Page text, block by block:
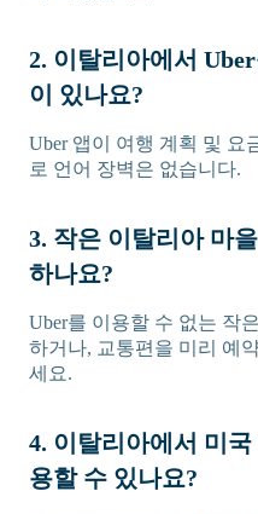
2. 이탈리아에서
이 있나요?
Uber 앱이 여행 계획 및 요
로 언어 장벽은 없습니다.
3. 작은 이탈리아 마
하나요?
Uber를 이용할 수 없는 작
하거나, 교통편을 미리 예
세요.
4. 이탈리아에서 미
용할 수 있나요?